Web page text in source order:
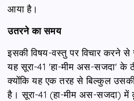
आया है।
उतरने का समय
इसकी विषय-वस्तु पर विचार करने
यह सूरा-41 'हा-मीम अस-सजदा' के
क्योंकि यह एक तरह से बिल्कुल
है। सूरा-41 (हा-मीम अस-सजदा) में